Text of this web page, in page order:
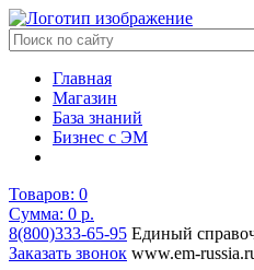
Главная
Магазин
База знаний
Бизнес с ЭМ
Товаров: 0
Сумма: 0 р.
8(800)333-65-95 Единый
Заказать звонок www.em-